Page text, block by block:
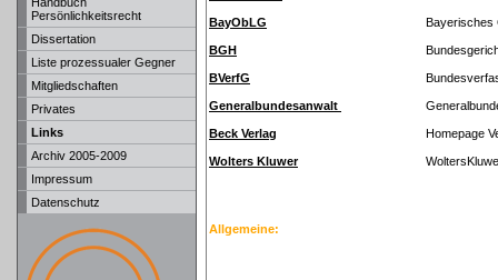
Persönlichkeitsrecht
Dissertation
Liste prozessualer Gegner
Mitgliedschaften
Privates
Links
Archiv 2005-2009
Impressum
Datenschutz
BayObLG Bayerisches
BGH
BVerfG
Generalbundesanwalt
Beck Verlag Homepage
Wolters Kluwer
Allgemeine: